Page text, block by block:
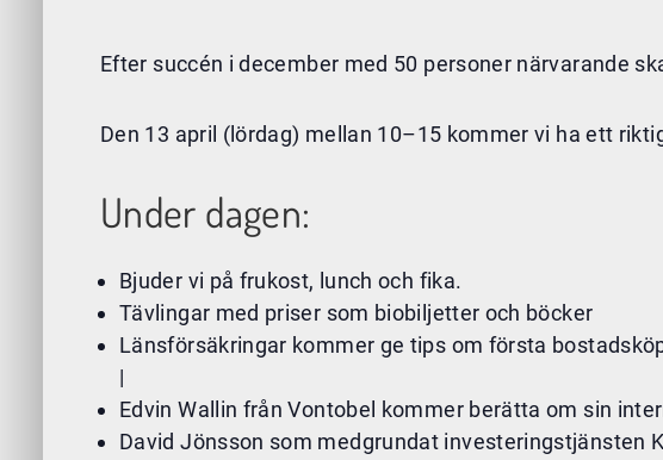
Efter succén i december med 50 personer närvarande
Den 13 april (lördag) mellan 10–15 kommer vi ha ett
Under dagen:
Bjuder vi på frukost, lunch och fika.
Tävlingar med priser som biobiljetter och böcker
Länsförsäkringar kommer ge tips om första
|
Edvin Wallin från Vontobel kommer berätta om sin
David Jönsson som medgrundat investeringstjänsten